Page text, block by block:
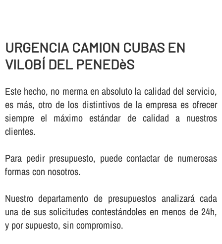
URGENCIA CAMION CUBAS EN
VILOBÍ DEL PENEDèS
Este hecho, no merma en absoluto la calidad del servicio,
es más, otro de los distintivos de la empresa es ofrecer
siempre el máximo estándar de calidad a nuestros
clientes.
Para pedir presupuesto, puede contactar de numerosas
formas con nosotros.
Nuestro departamento de presupuestos analizará cada
una de sus solicitudes contestándoles en menos de 24h,
y por supuesto, sin compromiso.